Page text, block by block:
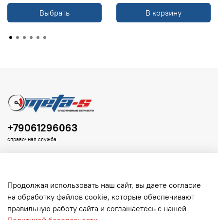
Выбрать В корзину
Клиенту
+79061296063
справочная служба
Продолжая использовать наш сайт, вы даете согласие
на обработку файлов cookie, которые обеспечивают
правильную работу сайта и соглашаетесь с нашей